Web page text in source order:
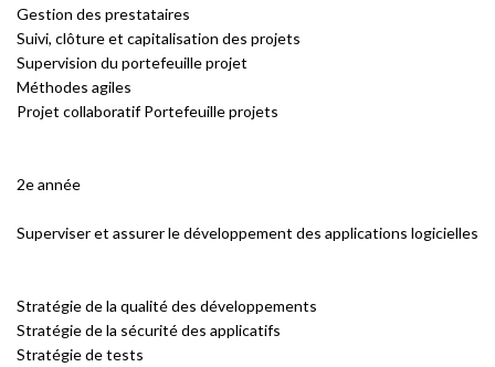
Gestion des prestataires
Suivi, clôture et capitalisation des projets
Supervision du portefeuille projet
Méthodes agiles
Projet collaboratif Portefeuille projets
2e année
Superviser et assurer le développement des applications logicielles
Stratégie de la qualité des développements
Stratégie de la sécurité des applicatifs
Stratégie de tests